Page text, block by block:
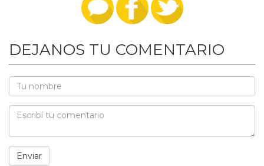
DEJANOS TU COMENTARIO